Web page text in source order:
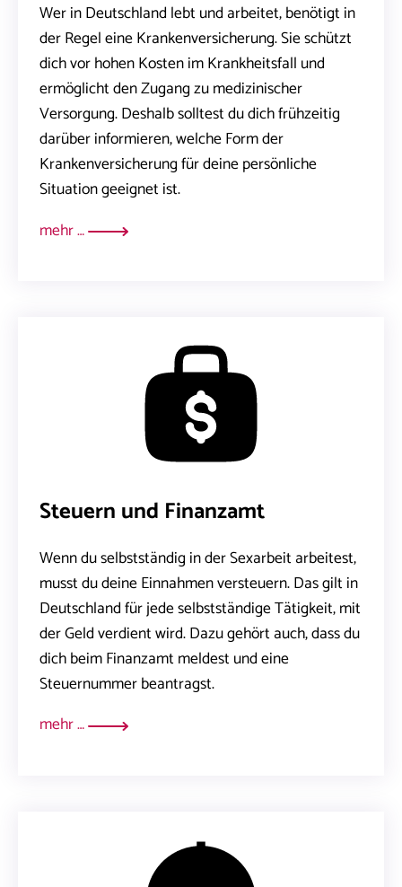
Wer in Deutschland lebt und arbeitet, benötigt in
der Regel eine Krankenversicherung. Sie schützt
dich vor hohen Kosten im Krankheitsfall und
ermöglicht den Zugang zu medizinischer
Versorgung. Deshalb solltest du dich frühzeitig
darüber informieren, welche Form der
Krankenversicherung für deine persönliche
Situation geeignet ist.
mehr …
Steuern und Finanzamt
Wenn du selbstständig in der Sexarbeit arbeitest,
musst du deine Einnahmen versteuern. Das gilt in
Deutschland für jede selbstständige Tätigkeit, mit
der Geld verdient wird. Dazu gehört auch, dass du
dich beim Finanzamt meldest und eine
Steuernummer beantragst.
mehr …